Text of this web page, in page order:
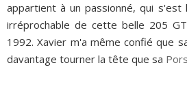
appartient à un passionné, qui
irréprochable de cette belle 205
1992. Xavier m'a même confié que
davantage tourner la tête que sa